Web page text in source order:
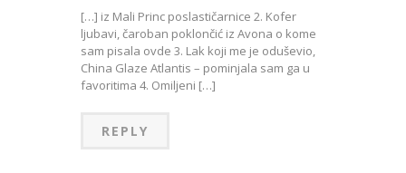
[…] iz Mali Princ poslastičarnice 2. Kofer
ljubavi, čaroban poklončić iz Avona o kome
sam pisala ovde 3. Lak koji me je oduševio,
China Glaze Atlantis – pominjala sam ga u
favoritima 4. Omiljeni […]
REPLY